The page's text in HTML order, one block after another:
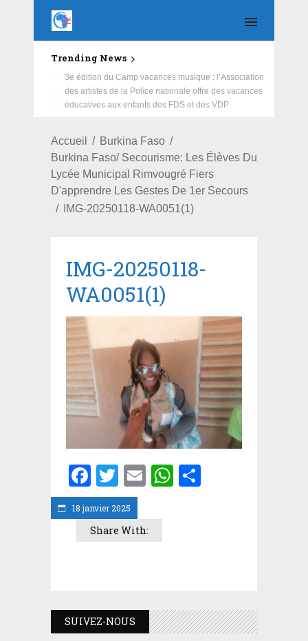
Trending News
Education : la fédération de la Russie rénove les
écoles primaire et collège du Camp Général
Aboubacar Sangoulé Lamizana
Accueil
Burkina Faso
Burkina Faso/ Secourisme: Les Élèves Du
Lycée Municipal Rimvougré Fiers
D'apprendre Les Gestes De 1er Secours
IMG-20250118-WA0051(1)
18 janvier 2025
IMG-20250118-
WA0051(1)
Facebook
Twitter
EmailWhatsApp
Share With:
SUIVEZ-NOUS